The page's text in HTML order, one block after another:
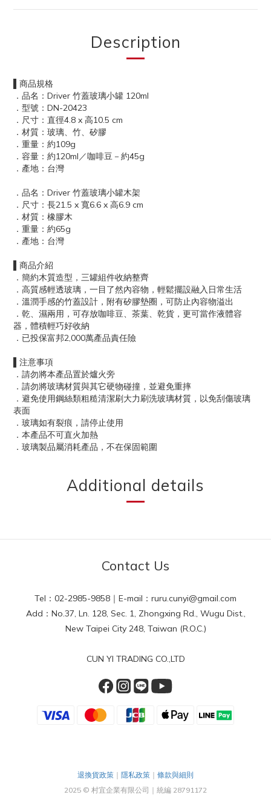
Description
▌商品規格
．品名：Driver 竹蓋玻璃小罐 120ml
．型號：DN-20423
．尺寸：直徑4.8 x 高10.5 cm
．材質：玻璃、竹、矽膠
．重量：約109g
．容量：約120ml／咖啡豆－約45g
．產地：台灣
．品名：Driver 竹蓋玻璃小罐木架
．尺寸：長21.5 x 寬6.6 x 高6.9 cm
．材質：橡膠木
．重量：約65g
．產地：台灣
▌商品介紹
．簡約木質造型，三罐組件收納整齊
．高質感輕透玻璃，一目了然內容物，輕鬆擺設融入日常生活
．溫潤手感的竹蓋設計，附有矽膠墊圈，可防止內容物溢出
．乾、濕兩用，可存放咖啡豆、茶葉、乾貨，更可當作液體容
器，體積輕巧好收納
．已投保富邦2,000萬產品責任險
▌注意事項
．請勿將本產品置於爐火旁
．請勿將玻璃材質與其它硬物碰撞，並避免重摔
．避免使用鋼絲類粗糙清潔刷大力刷洗玻璃材質，以免刮傷玻璃
表面
．玻璃如有裂痕，請停止使用
．本產品不可直火加熱
．玻璃製品屬消耗產品，不在保固範圍
Additional details
Contact Us
Tel：02-2985-9858｜E-mail：ruru.cunyi@gmail.com
Add：No.37, Ln. 128, Sec. 1, Zhongxing Rd., Wugu Dist.,
New Taipei City 248, Taiwan (R.O.C.)
CUN YI TRADING CO.,LTD
退換貨政策 ｜ 隱私政策 ｜ 條款與細則
2025 © 村宜企業有限公司｜統編 28791172